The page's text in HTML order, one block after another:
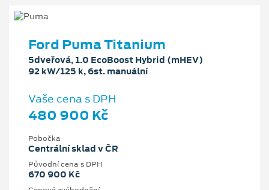
Ford Puma Titanium
5dveřová, 1.0 EcoBoost Hybrid (mHEV)
92 kW/125 k, 6st. manuální
Vaše cena s DPH
480 900 Kč
Pobočka
Centrální sklad v ČR
Původní cena s DPH
670 900 Kč